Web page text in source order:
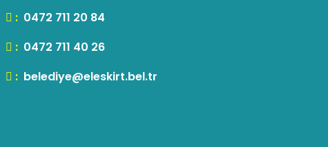
: 0472 711 20 84
: 0472 711 40 26
: belediye@eleskirt.bel.tr